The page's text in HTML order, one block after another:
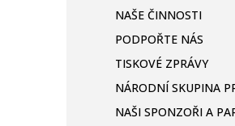
NAŠE ČINNOSTI
PODPOŘTE NÁS
TISKOVÉ ZPRÁVY
NÁRODNÍ SKUPINA
NAŠI SPONZOŘI A